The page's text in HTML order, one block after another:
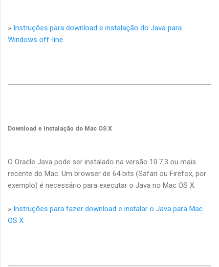
» Instruções para download e instalação do Java para
Windows off-line
Download e Instalação do Mac OS X
O Oracle Java pode ser instalado na versão 10.7.3 ou mais
recente do Mac. Um browser de 64 bits (Safari ou Firefox, por
exemplo) é necessário para executar o Java no Mac OS X.
» Instruções para fazer download e instalar o Java para Mac
OS X